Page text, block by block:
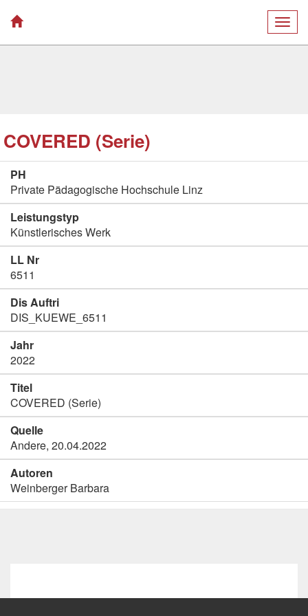
COVERED (Serie)
PH
Private Pädagogische Hochschule Linz
Leistungstyp
Künstlerisches Werk
LL Nr
6511
Dis Auftri
DIS_KUEWE_6511
Jahr
2022
Titel
COVERED (Serie)
Quelle
Andere, 20.04.2022
Autoren
Weinberger Barbara